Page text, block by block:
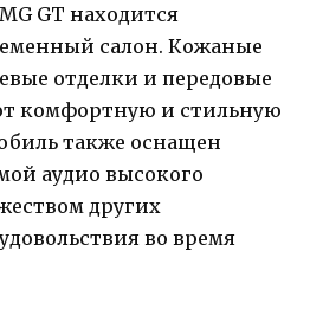
GT находится
салон. Кожаные
отделки и передовые
комфортную и стильную
также оснащен
аудио высокого
других
во время